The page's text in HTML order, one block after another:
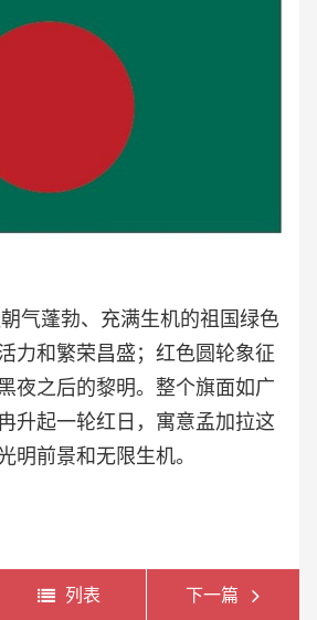
蓬勃、充满生机的祖国绿色
力和繁荣昌盛；红色圆轮象征
夜之后的黎明。整个旗面如广
升起一轮红日，寓意孟加拉这
明前景和无限生机。
列表 下一篇